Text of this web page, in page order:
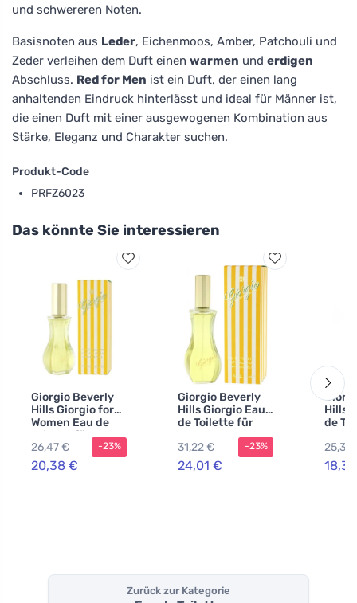
und schwereren Noten.
Basisnoten aus Leder, Eichenmoos, Amber, Patchouli und
Zeder verleihen dem Duft einen warmen und erdigen
Abschluss. Red for Men ist ein Duft, der einen lang
anhaltenden Eindruck hinterlässt und ideal für Männer ist,
die einen Duft mit einer ausgewogenen Kombination aus
Stärke, Eleganz und Charakter suchen.
Produkt-Code
PRFZ6023
Das könnte Sie interessieren
Giorgio Beverly
Hills Giorgio for
Women Eau de
Toilette für
Damen
26,47 €
20,38 €
-23%
Giorgio Beverly
Hills Giorgio Eau
de Toilette für
Damen 90 ml
31,22 €
24,01 €
-23%
Hills
de
25,31
Zurück zur Kategorie